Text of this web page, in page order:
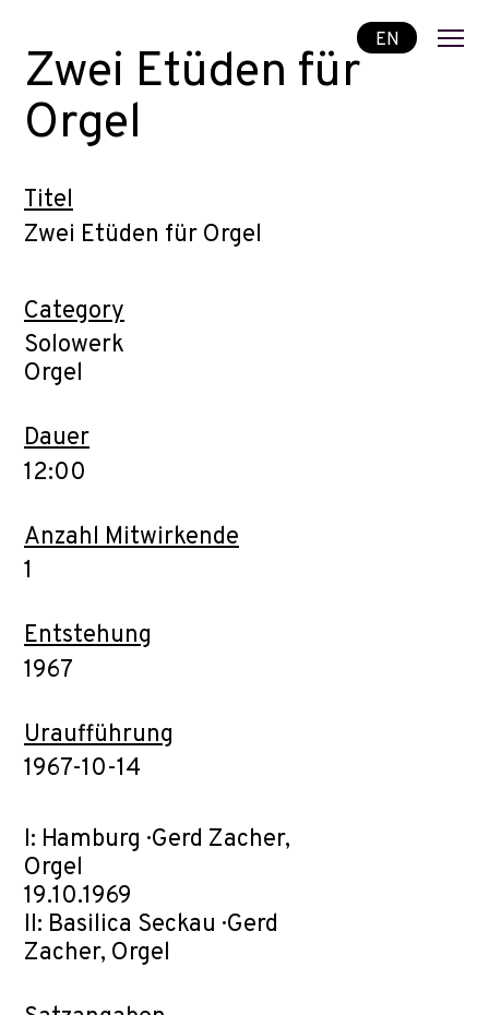
EN
Zwei Etüden für
Orgel
Titel
Zwei Etüden für Orgel
Category
Solowerk
Orgel
Dauer
12:00
Anzahl Mitwirkende
1
Entstehung
1967
Uraufführung
1967-10-14
I: Hamburg · Gerd Zacher,
Orgel
19.10.1969
II: Basilica Seckau · Gerd
Zacher, Orgel